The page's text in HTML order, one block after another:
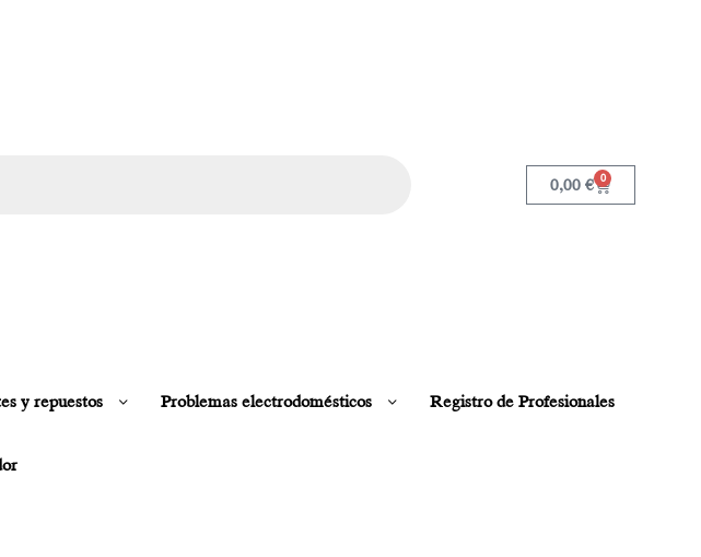
0,00€ 0
y repuestos Problemas electrodomésticos Registro de Profesionales